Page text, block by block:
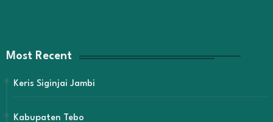
Most Recent
Keris Siginjai Jambi
Kabupaten Tebo